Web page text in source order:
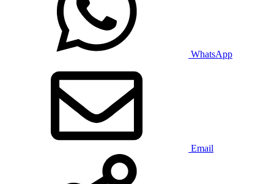
WhatsApp
Email